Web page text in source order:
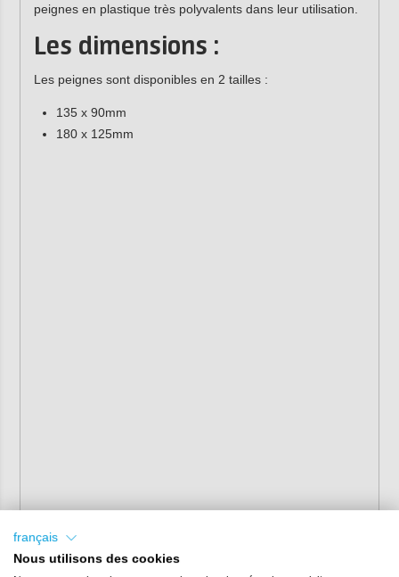
peignes en plastique très polyvalents dans leur utilisation.
Les dimensions :
Les peignes sont disponibles en 2 tailles :
135 x 90mm
180 x 125mm
français
Nous utilisons des cookies